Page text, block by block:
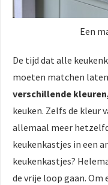
Een
De tijd dat alle
moeten matchen
verschillende
keuken. Zelfs de kleur
allemaal meer
keukenkastjes in een
keukenkastjes?
de vrije loop gaan. Om